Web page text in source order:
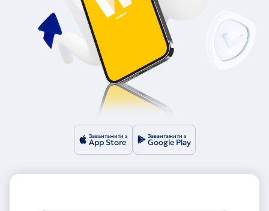
Завантажити з
App Store
Завантажити з
Google Play